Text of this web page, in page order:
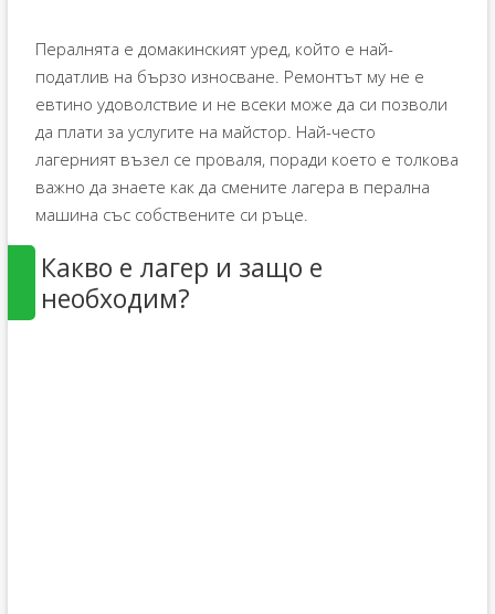
Пералнята е домакинският уред, който е най-
податлив на бързо износване. Ремонтът му не е
евтино удоволствие и не всеки може да си позволи
да плати за услугите на майстор. Най-често
лагерният възел се проваля, поради което е толкова
важно да знаете как да смените лагера в перална
машина със собствените си ръце.
Какво е лагер и защо е
необходим?